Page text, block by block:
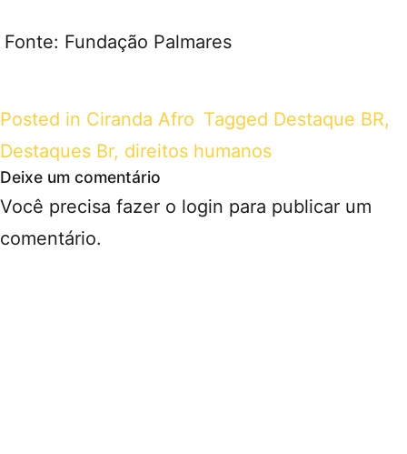
Fonte: Fundação Palmares
Posted in Ciranda Afro Tagged Destaque BR,
Destaques Br, direitos humanos
Deixe um comentário
Você precisa fazer o login para publicar um
comentário.